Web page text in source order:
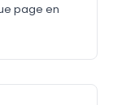
page en